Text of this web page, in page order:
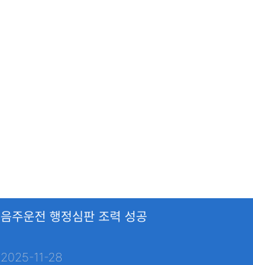
음주운전 행정심판 조력 성공
2025-11-28